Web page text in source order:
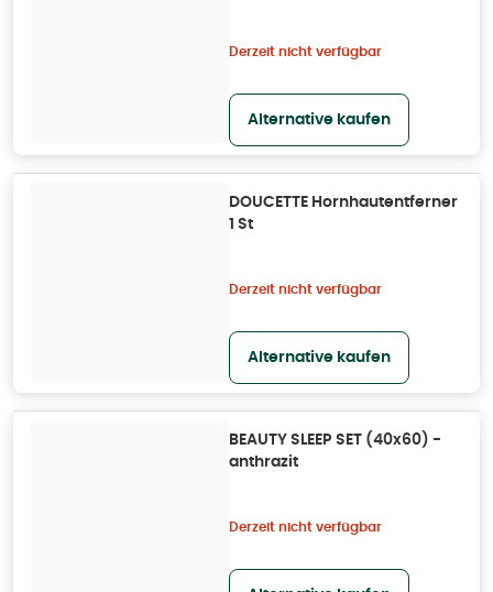
Derzeit nicht verfügbar
Alternative kaufen
DOUCETTE Hornhautentferner
1 St
Derzeit nicht verfügbar
Alternative kaufen
BEAUTY SLEEP SET (40x60) -
anthrazit
Derzeit nicht verfügbar